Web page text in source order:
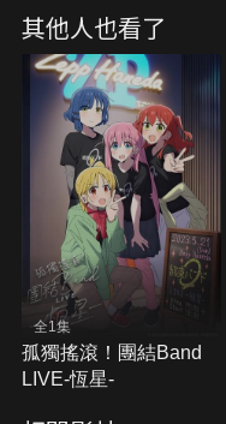
其他人也看了
全1集
孤獨搖滾！團結Band
LIVE-恆星-